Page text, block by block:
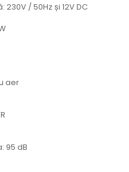
/ 50Hz și 12V DC
aer
95 dB